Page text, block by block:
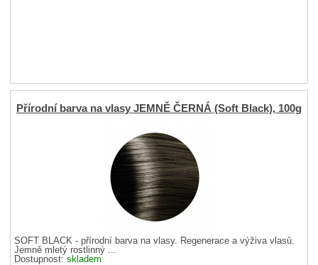
Přírodní barva na vlasy JEMNĚ ČERNÁ (Soft Black), 100g
SOFT BLACK - přírodní barva na vlasy. Regenerace a výživa vlasů.
Jemně mletý rostlinný ...
Dostupnost:skladem